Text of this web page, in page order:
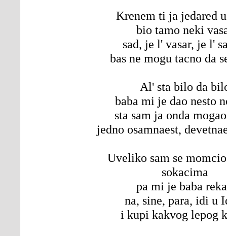
Krenem ti ja jedared
bio tamo neki
sad, je l' vasar, je l'
bas ne mogu tacno da
Al' sta bilo da
baba mi je dao nesto
sta sam ja onda
jedno osamnaest,
Uveliko sam se
sokacima
pa mi je baba
na, sine, para, idi u
i kupi kakvog lepog